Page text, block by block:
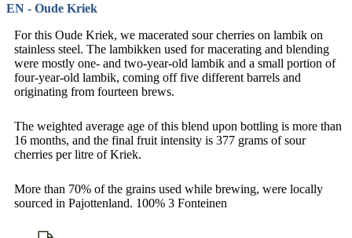
EN - Oude Kriek
For this Oude Kriek, we macerated sour cherries on lambik on
stainless steel. The lambikken used for macerating and blending
were mostly one- and two-year-old lambik and a small portion of
four-year-old lambik, coming off five different barrels and
originating from fourteen brews.
The weighted average age of this blend upon bottling is more than
16 months, and the final fruit intensity is 377 grams of sour
cherries per litre of Kriek.
More than 70% of the grains used while brewing, were locally
sourced in Pajottenland. 100% 3 Fonteinen